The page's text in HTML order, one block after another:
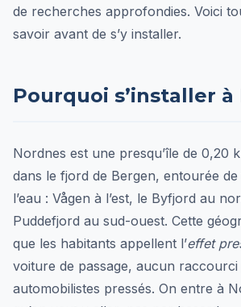
de recherches approfondies. Voici
savoir avant de s’y installer.
Pourquoi s’installer à
Nordnes est une presqu’île de 0,20
dans le fjord de Bergen, entourée
l’eau : Vågen à l’est, le Byfjord au
Puddefjord au sud-ouest. Cette
que les habitants appellent l’effet
voiture de passage, aucun
automobilistes pressés. On entre à